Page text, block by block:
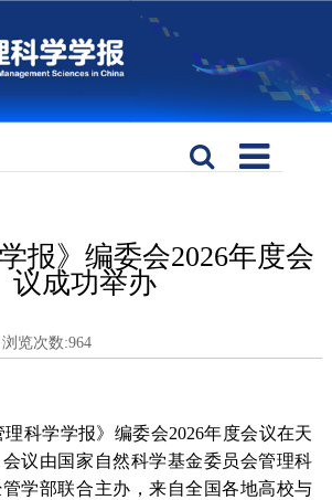
报》编委会2026年度会
议成功举办
浏览次数:964
理科学学报》编委会2026年度会议在天
议由国家自然科学基金委员会管理科
学部联合主办，来自全国各地高校与